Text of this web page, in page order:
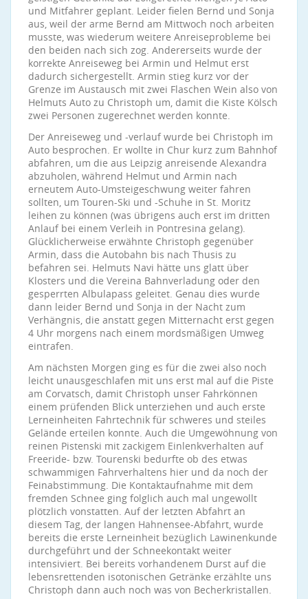
und Mitfahrer geplant. Leider fielen Bernd und Sonja
aus, weil der arme Bernd am Mittwoch noch arbeiten
musste, was wiederum weitere Anreiseprobleme bei
den beiden nach sich zog. Andererseits wurde der
korrekte Anreiseweg bei Armin und Helmut erst
dadurch sichergestellt. Armin stieg kurz vor der
Grenze im Austausch mit zwei Flaschen Wein also von
Helmuts Auto zu Christoph um, damit die Kiste Kölsch
zwei Personen zugerechnet werden konnte.
Der Anreiseweg und -verlauf wurde bei Christoph im
Auto besprochen. Er wollte in Chur kurz zum Bahnhof
abfahren, um die aus Leipzig anreisende Alexandra
abzuholen, während Helmut und Armin nach
erneutem Auto-Umsteigeschwung weiter fahren
sollten, um Touren-Ski und -Schuhe in St. Moritz
leihen zu können (was übrigens auch erst im dritten
Anlauf bei einem Verleih in Pontresina gelang).
Glücklicherweise erwähnte Christoph gegenüber
Armin, dass die Autobahn bis nach Thusis zu
befahren sei. Helmuts Navi hätte uns glatt über
Klosters und die Vereina Bahnverladung oder den
gesperrten Albulapass geleitet. Genau dies wurde
dann leider Bernd und Sonja in der Nacht zum
Verhängnis, die anstatt gegen Mitternacht erst gegen
4 Uhr morgens nach einem mordsmäßigen Umweg
eintrafen.
Am nächsten Morgen ging es für die zwei also noch
leicht unausgeschlafen mit uns erst mal auf die Piste
am Corvatsch, damit Christoph unser Fahrkönnen
einem prüfenden Blick unterziehen und auch erste
Lerneinheiten Fahrtechnik für schweres und steiles
Gelände erteilen konnte. Auch die Umgewöhnung von
reinen Pistenski mit zackigem Einlenkverhalten auf
Freeride- bzw. Tourenski bedurfte ob des etwas
schwammigen Fahrverhaltens hier und da noch der
Feinabstimmung. Die Kontaktaufnahme mit dem
fremden Schnee ging folglich auch mal ungewollt
plötzlich vonstatten. Auf der letzten Abfahrt an
diesem Tag, der langen Hahnensee-Abfahrt, wurde
bereits die erste Lerneinheit bezüglich Lawinenkunde
durchgeführt und der Schneekontakt weiter
intensiviert. Bei bereits vorhandenem Durst auf die
lebensrettenden isotonischen Getränke erzählte uns
Christoph dann auch noch was von Becherkristallen.